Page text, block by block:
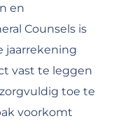
en
Counsels is
jaarrekening
vast te leggen
toe te
voorkomt